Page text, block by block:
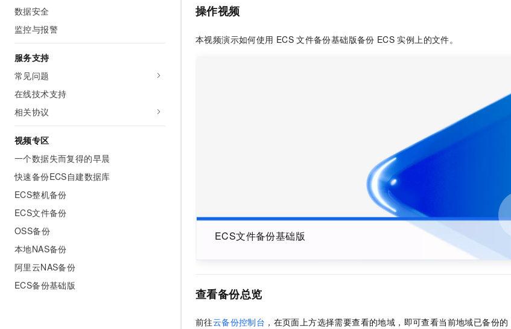
数据安全
监控与报警
服务支持
常见问题
在线技术支持
相关协议
视频专区
一个数据失而复得的早晨
快速备份ECS自建数据库
ECS整机备份
ECS文件备份
OSS备份
本地NAS备份
阿里云NAS备份
ECS备份基础版
操作视频
本视频演示如何使用 ECS 文件备份基础版备份 ECS 实例上的文件。
ECS文件备份基础版
查看备份总览
前往云备份控制台 ，在页面上方选择需要查看的地域，即可查看当前地域已备份的